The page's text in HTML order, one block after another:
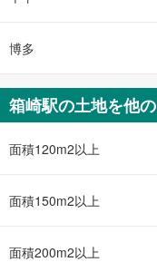
博多
箱崎駅の土地を他
面積120m2以上
面積150m2以上
面積200m2以上